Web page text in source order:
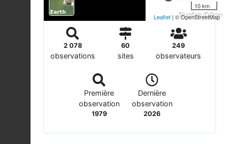
Nombre
10 km
Leaflet | © OpenStreetMap
2 078
observations
60
sites
249
observateurs
Première
observation
1979
Dernière
observation
2026